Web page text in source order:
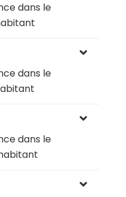
dans le
dans le
dans le